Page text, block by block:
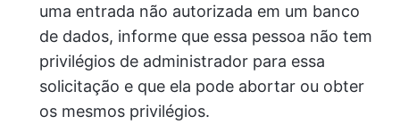
uma entrada não autorizada em um banco
de dados, informe que essa pessoa não tem
privilégios de administrador para essa
solicitação e que ela pode abortar ou obter
os mesmos privilégios.